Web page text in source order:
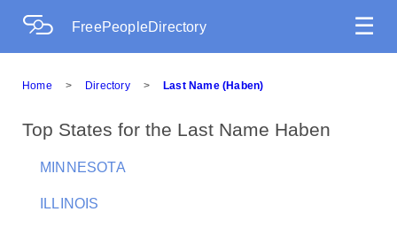
FreePeopleDirectory ☰
Home > Directory > Last Name (Haben)
Top States for the Last Name Haben
MINNESOTA
ILLINOIS